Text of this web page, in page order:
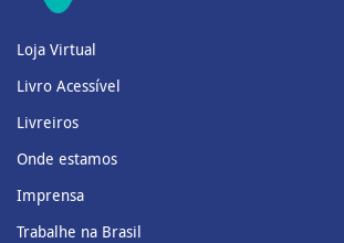
Loja Virtual
Livro Acessível
Livreiros
Onde estamos
Imprensa
Trabalhe na Brasil